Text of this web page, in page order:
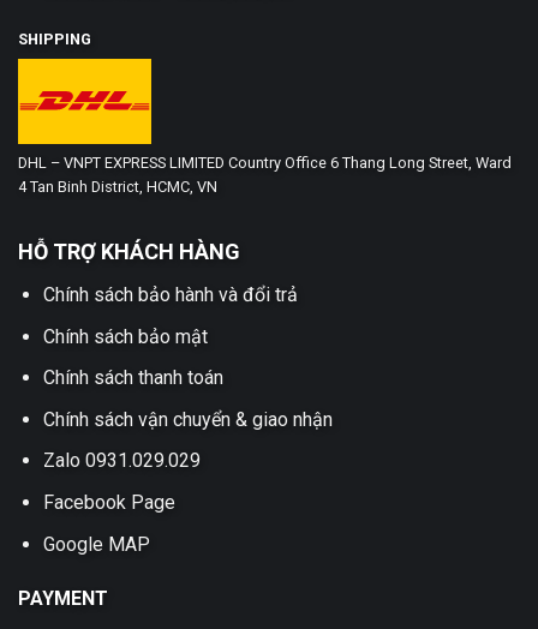
SHIPPING
DHL – VNPT EXPRESS LIMITED Country Office 6 Thang Long Street, Ward
4 Tan Binh District, HCMC, VN
HỖ TRỢ KHÁCH HÀNG
Chính sách bảo hành và đổi trả
Chính sách bảo mật
Chính sách thanh toán
Chính sách vận chuyển & giao nhận
Zalo 0931.029.029
Facebook Page
Google MAP
PAYMENT